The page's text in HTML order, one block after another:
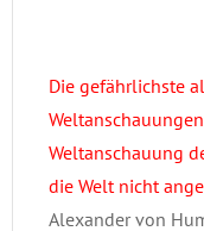
Die gefährlichste
Weltanschauung
die Welt nicht
Alexander von